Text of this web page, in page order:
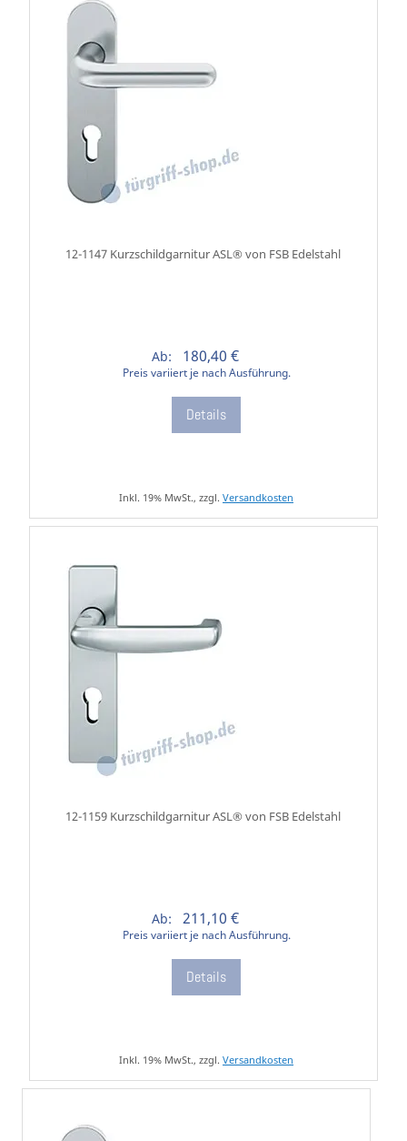
12-1147 Kurzschildgarnitur ASL® von FSB Edelstahl
Ab: 180,40 €
Preis variiert je nach Ausführung.
Details
Inkl. 19% MwSt., zzgl. Versandkosten
12-1159 Kurzschildgarnitur ASL® von FSB Edelstahl
Ab: 211,10 €
Preis variiert je nach Ausführung.
Details
Inkl. 19% MwSt., zzgl. Versandkosten